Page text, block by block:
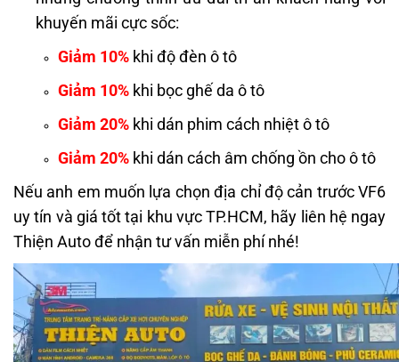
khuyến mãi cực sốc:
Giảm 10% khi độ đèn ô tô
Giảm 10% khi bọc ghế da ô tô
Giảm 20% khi dán phim cách nhiệt ô tô
Giảm 20% khi dán cách âm chống ồn cho ô tô
Nếu anh em muốn lựa chọn địa chỉ độ cản trước VF6
uy tín và giá tốt tại khu vực TP.HCM, hãy liên hệ ngay
Thiện Auto để nhận tư vấn miễn phí nhé!